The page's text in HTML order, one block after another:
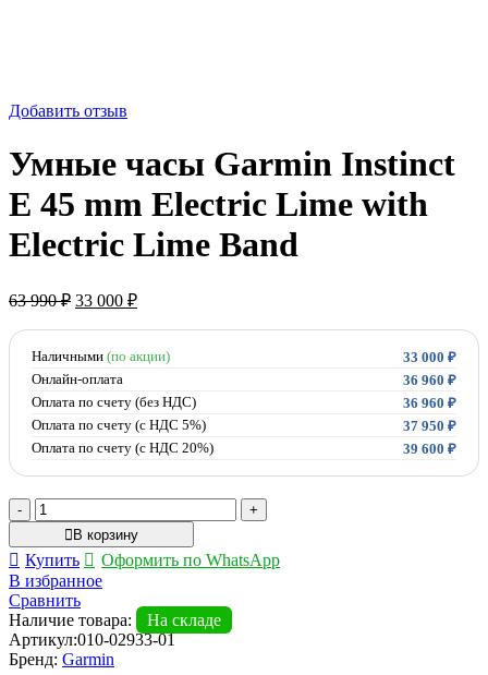
Добавить отзыв
Умные часы Garmin Instinct
E 45 mm Electric Lime with
Electric Lime Band
63 990₽ Первоначальная
составляла
63
990 ₽.
33 000 ₽Текущая
33
000 ₽.
Наличными (по акции) 33 000 ₽
Онлайн-оплата
36 960 ₽
Оплата по счету (без НДС)
36 960 ₽
Оплата по счету (с НДС 5%)
37 950 ₽
Оплата по счету (с НДС 20%)
39 600 ₽
Количество
товара
Умные
часы
Garmin
Instinct
E
45
mm
В корзину
Купить
Оформить по WhatsApp
В избранное
Сравнить
Наличие товара:
На складе
Артикул:010-02933-01
Бренд: Garmin